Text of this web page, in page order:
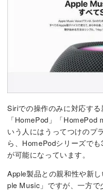
Siriでの操作のみに対応す
「HomePod」「HomePod
いう人にはうってつけのプ
ら、HomePodシリーズで
が可能になっています。
Apple製品との親和性や新
ple Music」ですが、一方